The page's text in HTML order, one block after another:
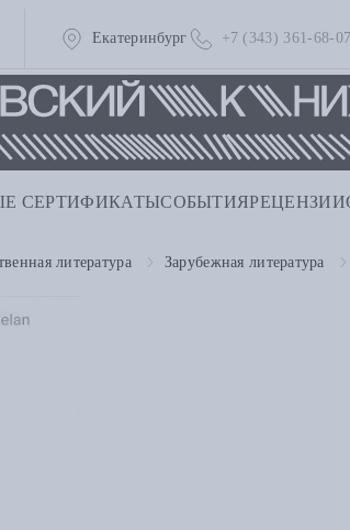
Екатеринбург +7 (343) 361-68-07
СЕРТИФИКАТЫСОБЫТИЯРЕЦЕНЗИИ
литература Зарубежная литература